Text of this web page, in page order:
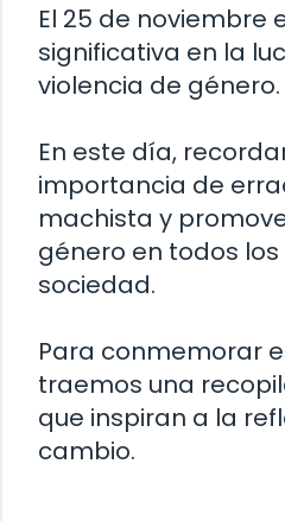
El 25 de noviembre
significativa en la
violencia de género.
En este día,
importancia de
machista y
género en todos
sociedad.
Para conmemorar
traemos una
que inspiran a la
cambio.